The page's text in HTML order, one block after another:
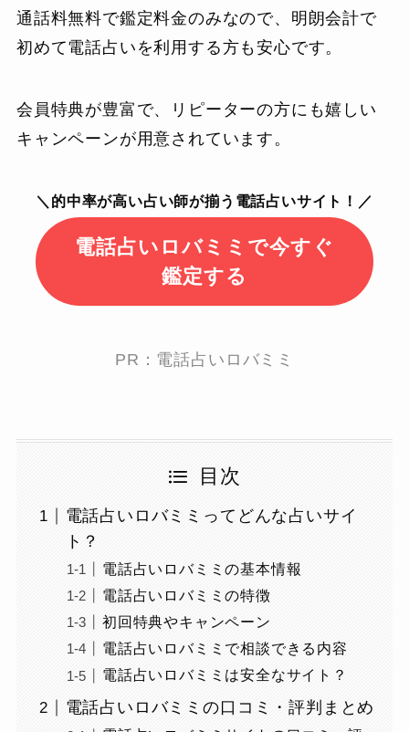
通話料無料で鑑定料金のみなので、明朗会計で
初めて電話占いを利用する方も安心です。
会員特典が豊富で、リピーターの方にも嬉しい
キャンペーンが用意されています。
＼的中率が高い占い師が揃う電話占いサイト！／
電話占いロバミミで今すぐ
鑑定する
PR：電話占いロバミミ
目次
電話占いロバミミってどんな占いサイ
ト？
電話占いロバミミの基本情報
電話占いロバミミの特徴
初回特典やキャンペーン
電話占いロバミミで相談できる内容
電話占いロバミミは安全なサイト？
電話占いロバミミの口コミ・評判まとめ